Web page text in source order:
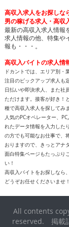
高収入求人をお探しな
男の稼げる求人・高収
最新の高収入求人情報
求人情報の他、特集や
報も・・・。
高収入バイトの求人情
ドカントでは、エリア別・
注目のピックアップ求人も
日払いや即決求人、また社
ただけます。接客が好き！
種で高収入求人を探してみ
人気のPCオペレーター、
れたデータ情報を入力した
の方でも可能なお仕事で、
おりますので、きっとアナ
面白特集ページもたっぷり
い！
高収入バイトをお探しなら
どうぞお任せくださいませ！
All contents
reserved. 掲載記